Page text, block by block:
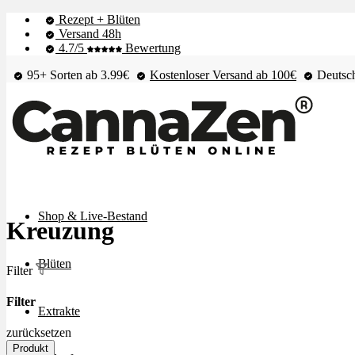
Rezept + Blüten
Versand 48h
4.7/5
Bewertung
95+ Sorten ab 3.99€
Kostenloser Versand ab 100€
Shop & Live-Bestand
Blüten
Extrakte
Kreuzung
Filter
Filter
zurücksetzen
Produkt